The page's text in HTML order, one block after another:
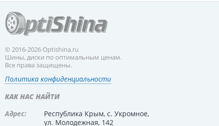
© 2016-2026 Optishina.ru
Шины, диски по оптимальным ценам.
Все права защищены.
Политика конфиденциальности
КАК НАС НАЙТИ
Адрес:
Республика Крым, с. Укромное,
ул. Молодежная, 142